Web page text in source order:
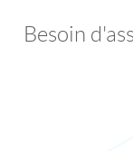
Besoin